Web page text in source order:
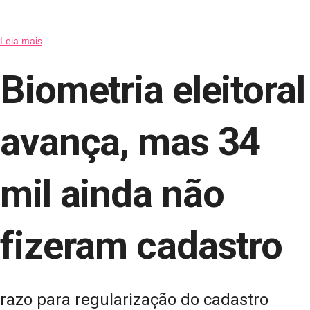
Leia mais
Biometria eleitoral
avança, mas 34
mil ainda não
fizeram cadastro
razo para regularização do cadastro